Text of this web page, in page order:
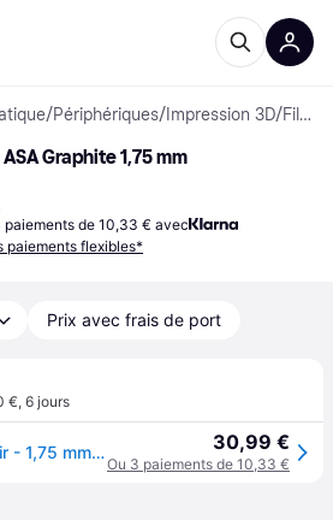
/Périphériques/ Impression 3D/ Filaments
Graphite 1,75 mm
paiements de 10,33 € avec
paiements flexibles*
Prix avec frais de port
€, 6 jours
Fiberlogy ASA Vert Clair - 1,75 mm / 750 g 30,99 €
Ou 3 paiements de 10,33 €